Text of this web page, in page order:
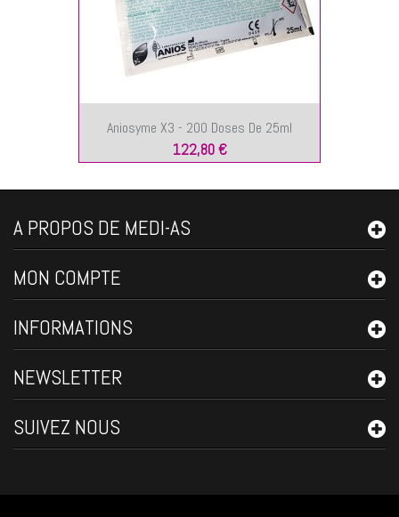
Aniosyme X3 - 200 Doses De 25ml
122,80 €
A PROPOS DE MEDI-AS
MON COMPTE
INFORMATIONS
NEWSLETTER
SUIVEZ NOUS